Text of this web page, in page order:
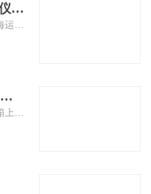
天津|北京|河北|山东|唐山|青岛仪器仪表进口报关代理
天津虎桥是一间以国际供应链服务为主，国际海运，信用证开立，出口退税为辅的综合性第四方物流公司。依托我公司大中华区8家分公司的整合资...
长城R08机箱售价268元 0.8mm电镀锌薄碳钢板
今天，笔者逛卖场的时候发现长城又有新品机箱上市——R08。该款产品在配色上较有特色，以醒目的红色搭配黑色。目前产品公开报价为268元。